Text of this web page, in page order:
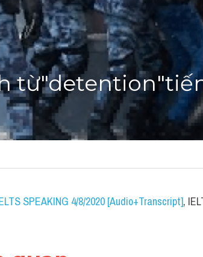
SPEAKING 4/8/2020 [Audio+Transcript],